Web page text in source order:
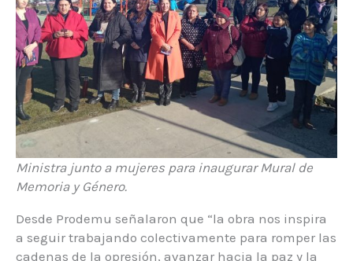
Ministra junto a mujeres para inaugurar Mural de
Memoria y Género.
Desde Prodemu señalaron que “la obra nos inspira
a seguir trabajando colectivamente para romper las
cadenas de la opresión, avanzar hacia la paz y la